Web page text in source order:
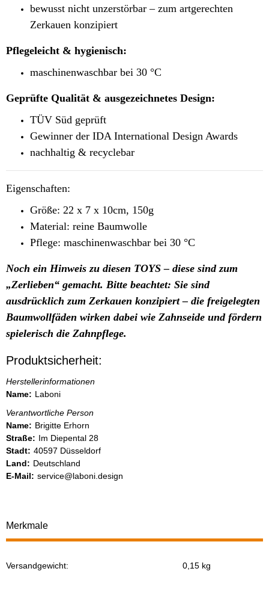
bewusst nicht unzerstörbar – zum artgerechten
Zerkauen konzipiert
Pflegeleicht & hygienisch:
maschinenwaschbar bei 30 °C
Geprüfte Qualität & ausgezeichnetes Design:
TÜV Süd geprüft
Gewinner der IDA International Design Awards
nachhaltig & recyclebar
Eigenschaften:
Größe: 22 x 7 x 10cm, 150g
Material: reine Baumwolle
Pflege: maschinenwaschbar bei 30 °C
Noch ein Hinweis zu diesen TOYS – diese sind zum
„Zerlieben“ gemacht. Bitte beachtet: Sie sind
ausdrücklich zum Zerkauen konzipiert – die freigelegten
Baumwollfäden wirken dabei wie Zahnseide und fördern
spielerisch die Zahnpflege.
Produktsicherheit:
Herstellerinformationen
Name: Laboni
Verantwortliche Person
Name: Brigitte Erhorn
Straße: Im Diepental 28
Stadt: 40597 Düsseldorf
Land: Deutschland
E-Mail: service@laboni.design
Merkmale
Produkteigenschaft
Wert
Versandgewicht: 0,15 kg